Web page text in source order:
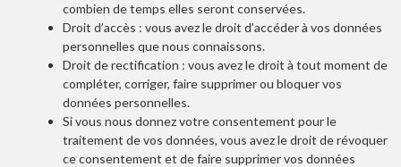
combien de temps elles seront conservées.
Droit d’accès : vous avez le droit d’accéder à vos données
personnelles que nous connaissons.
Droit de rectification : vous avez le droit à tout moment de
compléter, corriger, faire supprimer ou bloquer vos
données personnelles.
Si vous nous donnez votre consentement pour le
traitement de vos données, vous avez le droit de révoquer
ce consentement et de faire supprimer vos données